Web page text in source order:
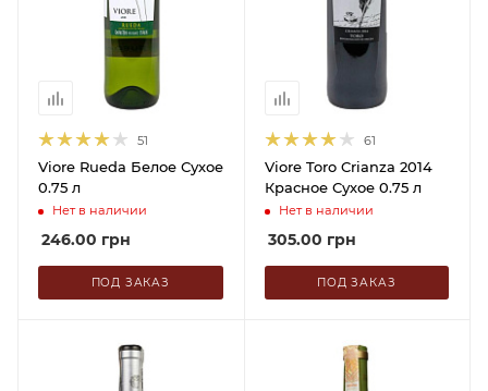
51
Viore Rueda Белое Сухое
0.75 л
Нет в наличии
246.00 грн
ПОД ЗАКАЗ
61
Viore Toro Crianza 2014
Красное Сухое 0.75 л
Нет в наличии
305.00 грн
ПОД ЗАКАЗ